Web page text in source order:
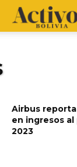
Airbus
en ingresos
2023